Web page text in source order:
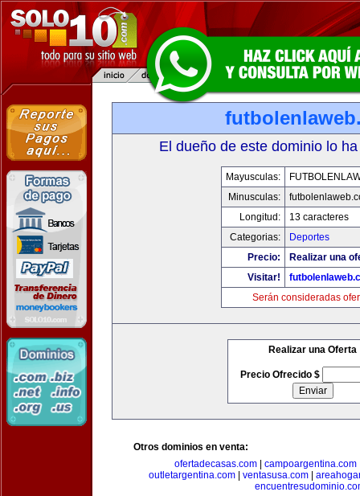
El dueño de este dominio lo
Mayusculas:
Minusculas:
Longitud:
13 caracteres
Categorias:
Deportes
Precio:
Realizar una
Visitar!
Serán consideradas
Realizar una Oferta
Precio Ofrecido $
Otros dominios en venta:
ofertadecasas.com| campoargentina.com
outletargentina.com
ventasusa.com